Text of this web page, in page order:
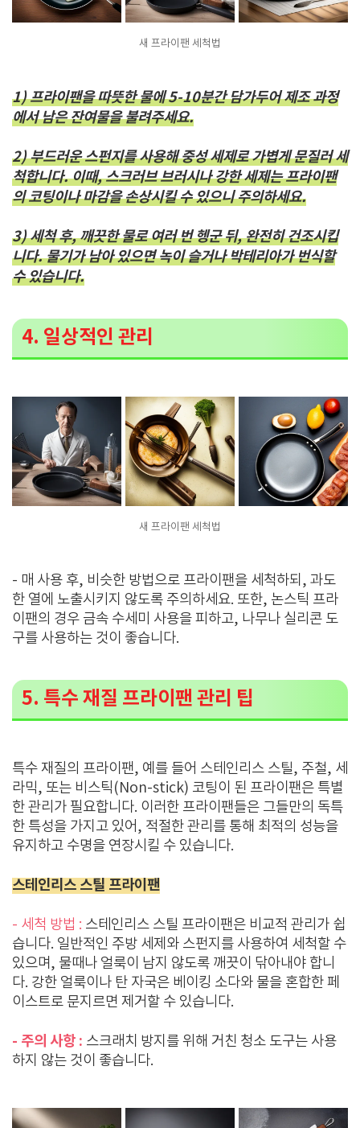
새 프라이팬 세척법
1) 프라이팬을 따뜻한 물에 5-10분간 담가두어 제조 과정
에서 남은 잔여물을 불려주세요.
2) 부드러운 스펀지를 사용해 중성 세제로 가볍게 문질러 세
척합니다. 이때, 스크러브 브러시나 강한 세제는 프라이팬
의 코팅이나 마감을 손상시킬 수 있으니 주의하세요.
3) 세척 후, 깨끗한 물로 여러 번 헹군 뒤, 완전히 건조시킵
니다. 물기가 남아 있으면 녹이 슬거나 박테리아가 번식할
수 있습니다.
4. 일상적인 관리
새 프라이팬 세척법
- 매 사용 후, 비슷한 방법으로 프라이팬을 세척하되, 과도
한 열에 노출시키지 않도록 주의하세요. 또한, 논스틱 프라
이팬의 경우 금속 수세미 사용을 피하고, 나무나 실리콘 도
구를 사용하는 것이 좋습니다.
5. 특수 재질 프라이팬 관리 팁
특수 재질의 프라이팬, 예를 들어 스테인리스 스틸, 주철, 세
라믹, 또는 비스틱(Non-stick) 코팅이 된 프라이팬은 특별
한 관리가 필요합니다. 이러한 프라이팬들은 그들만의 독특
한 특성을 가지고 있어, 적절한 관리를 통해 최적의 성능을
유지하고 수명을 연장시킬 수 있습니다.
스테인리스 스틸 프라이팬
- 세척 방법 : 스테인리스 스틸 프라이팬은 비교적 관리가 쉽
습니다. 일반적인 주방 세제와 스펀지를 사용하여 세척할 수
있으며, 물때나 얼룩이 남지 않도록 깨끗이 닦아내야 합니
다. 강한 얼룩이나 탄 자국은 베이킹 소다와 물을 혼합한 페
이스트로 문지르면 제거할 수 있습니다.
- 주의 사항 : 스크래치 방지를 위해 거친 청소 도구는 사용
하지 않는 것이 좋습니다.